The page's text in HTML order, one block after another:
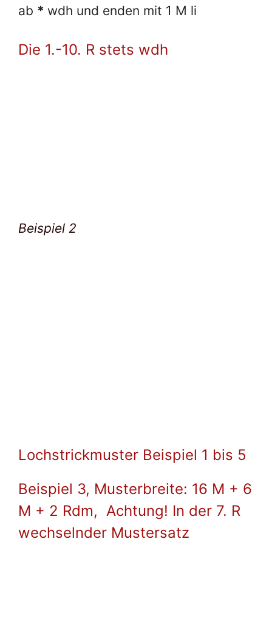
ab * wdh und enden mit 1 M li
Die 1.-10. R stets wdh
Beispiel 2
Lochstrickmuster Beispiel 1 bis 5
Beispiel 3, Musterbreite: 16 M + 6
M + 2 Rdm, Achtung! In der 7. R
wechselnder Mustersatz